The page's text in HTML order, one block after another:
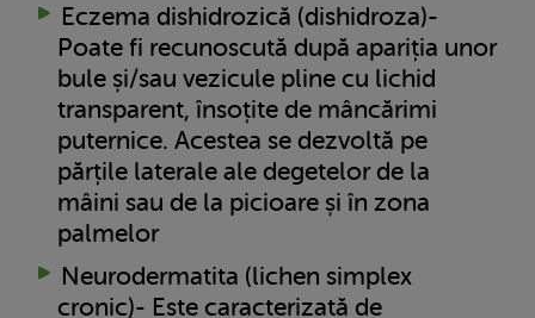
Eczema dishidrozică (dishidroza)-
Poate fi recunoscută după apariția unor
bule și/sau vezicule pline cu lichid
transparent, însoțite de mâncărimi
puternice. Acestea se dezvoltă pe
părțile laterale ale degetelor de la
mâini sau de la picioare și în zona
palmelor
Neurodermatita (lichen simplex
cronic)- Este caracterizată de